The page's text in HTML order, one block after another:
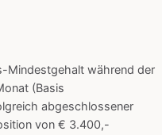
Mindestgehalt während der
(Basis
abgeschlossener
von € 3.400,-